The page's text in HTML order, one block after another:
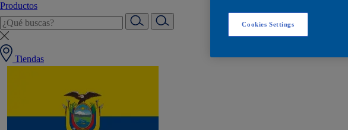
Productos
Tiendas
Cookies Settings